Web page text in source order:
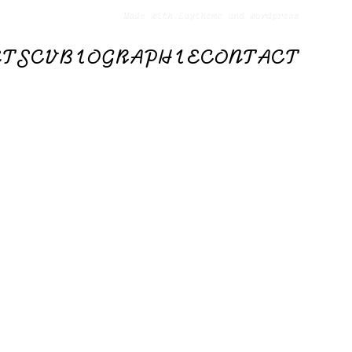
CVBIOGRAPHIECONTACT
Made with Laytheme and wordpress